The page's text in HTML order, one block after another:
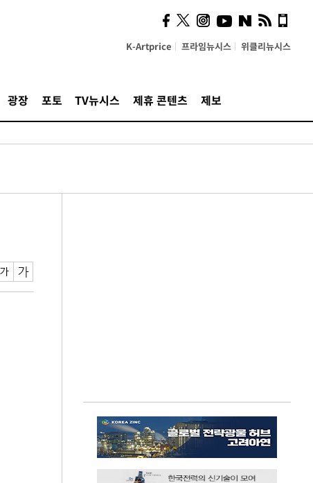
K-Artprice 프라임뉴시스 위클리뉴시스
광장 포토 TV뉴시스 제휴 콘텐츠 제보